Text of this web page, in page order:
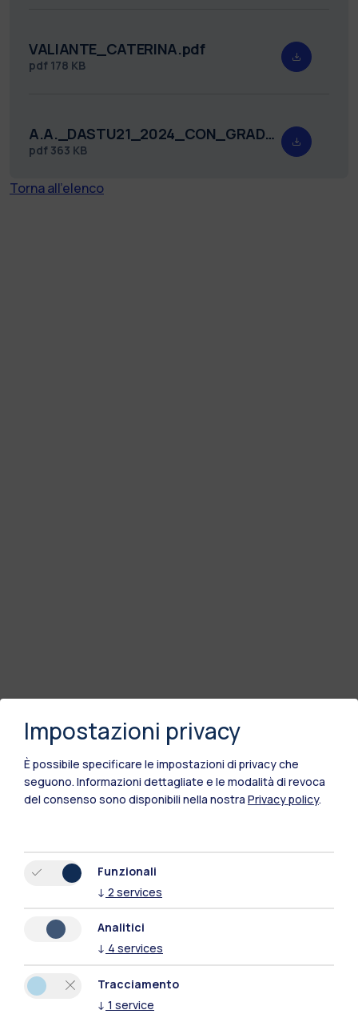
VALIANTE_CATERINA.pdf
pdf 178 KB
A.A._DASTU21_2024_CON_GRADUATORIA_firmato.pdf
pdf 363 KB
Torna all'elenco
Polimi Community
Tutti i siti dell’ecosistema
Residenze
Impostazioni privacy
È possibile specificare le impostazioni di privacy che
seguono. Informazioni dettagliate e le modalità di revoca
del consenso sono disponibili nella nostra Privacy policy.
Funzionali
↓ 2 services
Analitici
↓ 4 services
Tracciamento
↓ 1 service